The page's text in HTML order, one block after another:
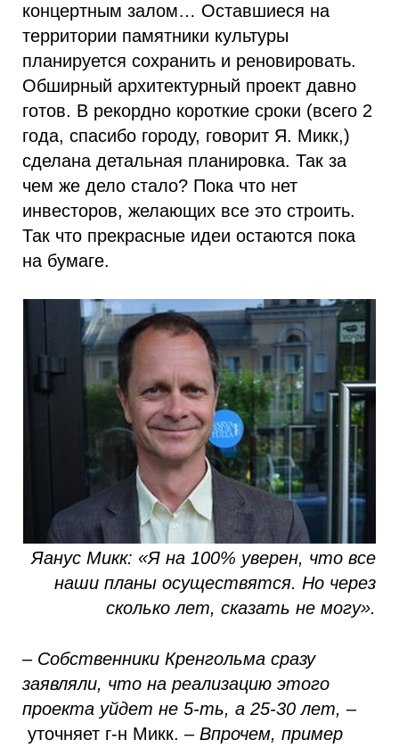
концертным залом… Оставшиеся на
территории памятники культуры
планируется сохранить и реновировать.
Обширный архитектурный проект давно
готов. В рекордно короткие сроки (всего 2
года, спасибо городу, говорит Я. Микк,)
сделана детальная планировка. Так за
чем же дело стало? Пока что нет
инвесторов, желающих все это строить.
Так что прекрасные идеи остаются пока
на бумаге.
Яанус Микк: «Я на 100% уверен, что все
наши планы осуществятся. Но через
сколько лет, сказать не могу».
– Собственники Кренгольма сразу
заявляли, что на реализацию этого
проекта уйдет не 5-ть, а 25-30 лет, –
уточняет г-н Микк. – Впрочем, пример